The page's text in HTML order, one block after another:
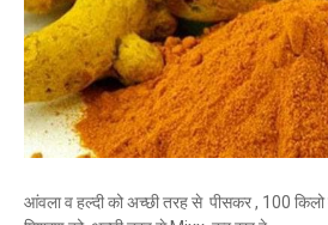
आंवला व हल्दी को अच्छी तरह से पीसकर , 100 किलो